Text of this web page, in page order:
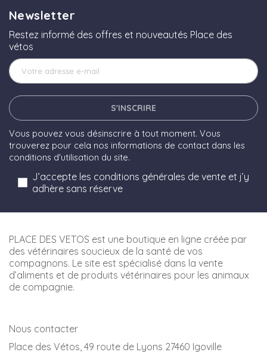
Newsletter
Restez informé des offres et nouveautés Place des
vétos
S'INSCRIRE
Vous pouvez vous désinscrire à tout moment. Vous
trouverez pour cela nos informations de contact dans les
conditions d'utilisation du site.
J’accepte les conditions générales de vente et j’y
adhère sans réserve
PLACE DES VETOS est une boutique en ligne créée par
des vétérinaires soucieux de la santé de vos
compagnons. Le site est spécialisé dans la vente
d’aliments et de produits vétérinaires pour les animaux
de compagnie.
Nous contacter
Place des Vétos, 49 route de Lyons 27460 Igoville